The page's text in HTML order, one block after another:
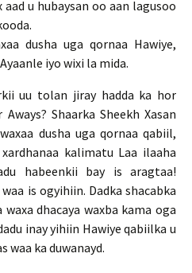
aad u hubaysan oo aan lagusoo
dusha uga qornaa Hawiye,
iyo wixi la mida.
uu tolan jiray hadda ka hor
Shaarka Sheekh Xasan
dusha uga qornaa qabiil,
kalimatu Laa ilaaha
habeenkii bay is aragtaa!
is ogyihiin. Dadka shacabka
dhacaya waxba kama oga
inay yihiin Hawiye qabiilka u
waa ka duwanayd.